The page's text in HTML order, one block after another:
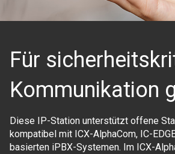
Für
Kommunikation
Diese IP-Station unterstützt offene
kompatibel mit ICX-AlphaCom, IC-
basierten iPBX-Systemen. Im ICX-